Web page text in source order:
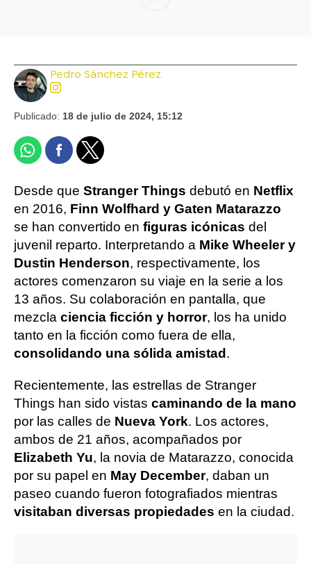
Pedro Sánchez Pérez
Publicado: 18 de julio de 2024, 15:12
Desde que Stranger Things debutó en Netflix
en 2016, Finn Wolfhard y Gaten Matarazzo
se han convertido en figuras icónicas del
juvenil reparto. Interpretando a Mike Wheeler y
Dustin Henderson, respectivamente, los
actores comenzaron su viaje en la serie a los
13 años. Su colaboración en pantalla, que
mezcla ciencia ficción y horror, los ha unido
tanto en la ficción como fuera de ella,
consolidando una sólida amistad.
Recientemente, las estrellas de Stranger
Things han sido vistas caminando de la mano
por las calles de Nueva York. Los actores,
ambos de 21 años, acompañados por
Elizabeth Yu, la novia de Matarazzo, conocida
por su papel en May December, daban un
paseo cuando fueron fotografiados mientras
visitaban diversas propiedades en la ciudad.